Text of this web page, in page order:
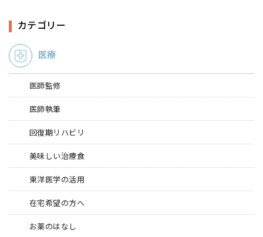
カテゴリー
医療
医師監修
医師執筆
回復期リハビリ
美味しい治療食
東洋医学の活用
在宅希望の方へ
お薬のはなし